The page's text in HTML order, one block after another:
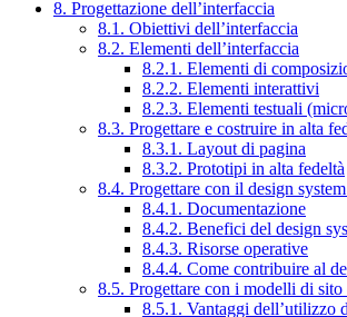
8. Progettazione dell’interfaccia
8.1. Obiettivi dell’interfaccia
8.2. Elementi dell’interfaccia
8.2.1. Elementi di
8.2.2. Elementi interattivi
8.2.3. Elementi testuali
8.3. Progettare e costruire in alta
8.3.1. Layout di pagina
8.3.2. Prototipi in alta fedeltà
8.4. Progettare con il design
8.4.1. Documentazione
8.4.2. Benefici del design
8.4.3. Risorse operative
8.4.4. Come contribuire al
8.5. Progettare con i modelli di sito
8.5.1. Vantaggi dell’utilizzo